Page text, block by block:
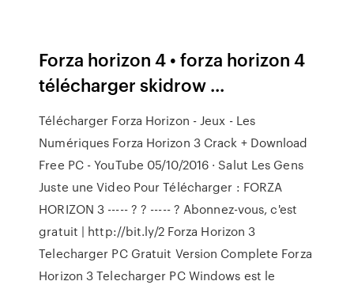
Forza horizon 4 • forza horizon 4
télécharger skidrow ...
Télécharger Forza Horizon - Jeux - Les
Numériques Forza Horizon 3 Crack + Download
Free PC - YouTube 05/10/2016 · Salut Les Gens
Juste une Video Pour Télécharger : FORZA
HORIZON 3 ----- ? ? ----- ? Abonnez-vous, c'est
gratuit | http://bit.ly/2 Forza Horizon 3
Telecharger PC Gratuit Version Complete Forza
Horizon 3 Telecharger PC Windows est le